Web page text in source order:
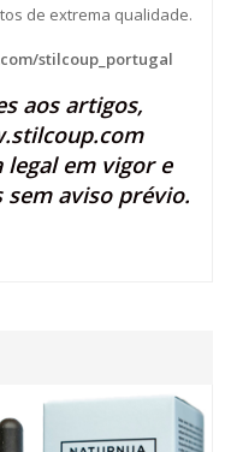
de extrema qualidade.
stilcoup_portugal
aos artigos,
legal em vigor e
sem aviso prévio.